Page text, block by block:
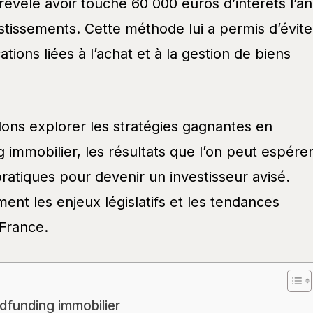
avoir touché 60 000 euros d’intérêts l’an
Cette méthode lui a permis
liées à l’achat et à la gestion de biens
explorer les stratégies gagnantes en
les résultats que l’on peut
pour devenir un investisseur avisé.
les enjeux législatifs et les tendances
immobilier